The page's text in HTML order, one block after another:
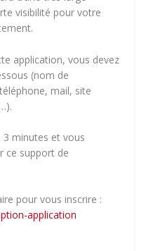
visibilité pour votre
application, vous devez
(nom de
mail, site
3 minutes et vous
ce support de
pour vous inscrire :
application